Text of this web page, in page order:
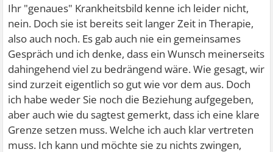
Ihr "genaues" Krankheitsbild kenne ich leider nicht,
nein. Doch sie ist bereits seit langer Zeit in Therapie,
also auch noch. Es gab auch nie ein gemeinsames
Gespräch und ich denke, dass ein Wunsch meinerseits
dahingehend viel zu bedrängend wäre. Wie gesagt, wir
sind zurzeit eigentlich so gut wie vor dem aus. Doch
ich habe weder Sie noch die Beziehung aufgegeben,
aber auch wie du sagtest gemerkt, dass ich eine klare
Grenze setzen muss. Welche ich auch klar vertreten
muss. Ich kann und möchte sie zu nichts zwingen,